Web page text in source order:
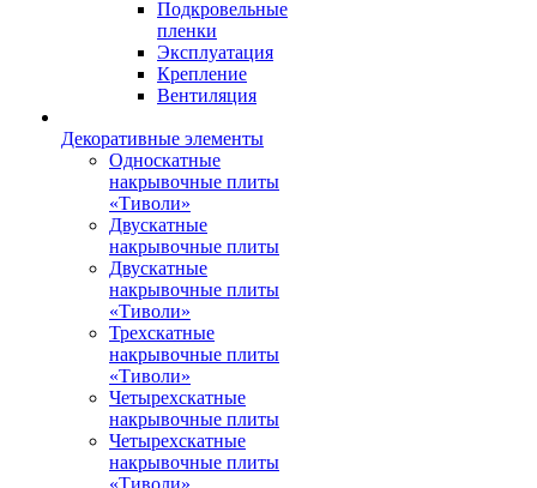
Подкровельные
пленки
Эксплуатация
Крепление
Вентиляция
Декоративные элементы
Односкатные
накрывочные плиты
«Тиволи»
Двускатные
накрывочные плиты
Двускатные
накрывочные плиты
«Тиволи»
Трехскатные
накрывочные плиты
«Тиволи»
Четырехскатные
накрывочные плиты
Четырехскатные
накрывочные плиты
«Тиволи»